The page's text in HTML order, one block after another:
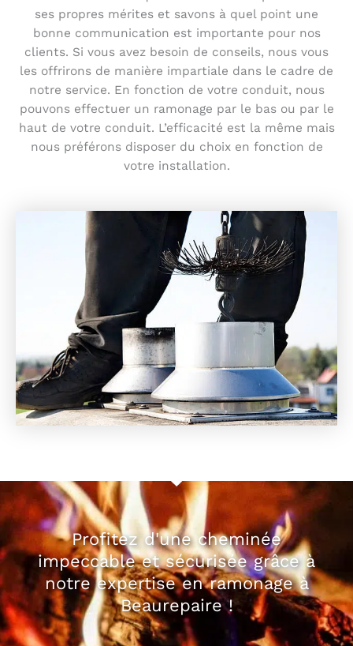
ses propres mérites et savons à quel point une
bonne communication est importante pour nos
clients. Si vous avez besoin de conseils, nous vous
les offrirons de manière impartiale dans le cadre de
notre service. En fonction de votre conduit, nous
pouvons effectuer un ramonage par le bas ou par le
haut de votre conduit. L’efficacité est la même mais
nous préférons disposer du choix en fonction de
votre installation.
Profitez d'une cheminée
impeccable et sécurisée grâce à
notre expertise en ramonage à
Beaurepaire !